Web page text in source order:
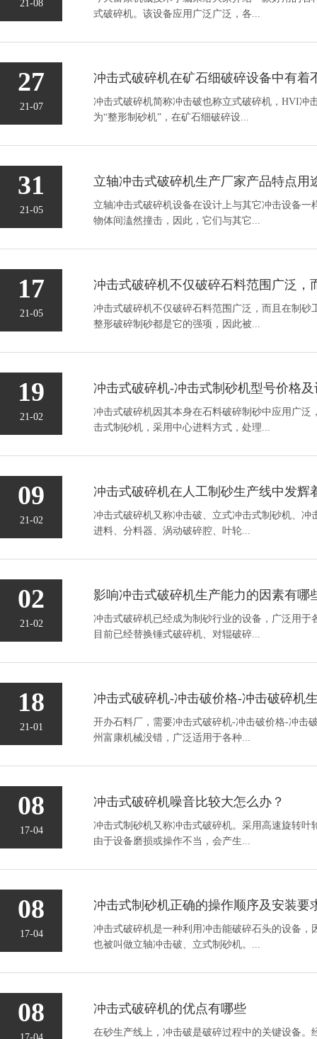
21-08
式破碎机。该设备应用广泛广泛，各...
27
21-07
冲击式破碎机简称冲击破也称立式破碎机，HVI冲
为“整形制砂机”，在矿石细破碎设...
31
21-05
立轴冲击式破碎机生产厂家产品特点用
立轴冲击式破碎机设备在设计上与其它冲击设备一
物体间溘然撞击，因此，它们与其它...
17
21-05
冲击式破碎机不仅破碎石料范围广泛，而且在制砂
整形破碎制砂都是它的强项，因此被...
19
21-02
冲击式破碎机-冲击式制砂机型号价格
冲击式破碎机因其本身在石料破碎制砂中应用广泛
击式制砂机，采用中心进料方式，处理...
09
21-02
冲击式破碎机在人工制砂生产线中发辉
冲击式破碎机又称冲击破、立式冲击式制砂机、冲
进料、分料器、涡动破碎腔、叶轮...
02
21-02
影响冲击式破碎机生产能力的因素有哪
冲击式破碎机已经成为制砂行业的设备，广泛用于
目前已经替换锤式破碎机、对辊破碎...
18
21-01
开办石料厂，需要冲击式破碎机-冲击破价格-冲击
州富康机械没错，广泛适用于各种...
08
17-04
冲击式破碎机噪音比较大怎么办？
冲击式制砂机又称冲击式破碎机。采用高速旋转叶
由于设备磨损或操作不当，会产生...
08
17-04
冲击式制砂机正确的操作顺序及安装要
冲击式破碎机是一种利用冲击能破碎石头的设备，
也被叫做立轴冲击破、立式制砂机。...
08 冲击式破碎机的优点有哪些
在砂生产线上，冲击破是破碎过程中的关键设备。